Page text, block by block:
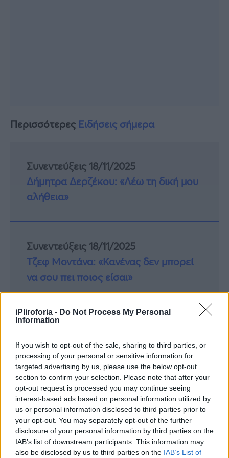
iPliroforia - Do Not Process My Personal
Information
If you wish to opt-out of the sale, sharing to third parties, or
processing of your personal or sensitive information for
targeted advertising by us, please use the below opt-out
section to confirm your selection. Please note that after your
opt-out request is processed you may continue seeing
interest-based ads based on personal information utilized by
us or personal information disclosed to third parties prior to
your opt-out. You may separately opt-out of the further
disclosure of your personal information by third parties on the
IAB’s list of downstream participants. This information may
also be disclosed by us to third parties on the IAB’s List of
Περισσότερες Ειδήσεις σήμερα
Συνεντεύξεις 18/11/2025
Δήμητρα Δερζέκου: «Λέω τη δική μου
αλήθεια»
Συνεντεύξεις 18/11/2025
Τζεφ Μοντάνα: «Κανένας δεν μπορεί
να σου πει ποιος είσαι»
Καιρός – Καύσωνας: Η λεπτομέρεια που
διαφορά
Μόνο υπερηφάνεια: Στην κορυφή του
κόσμου οι αδερφές Αλεξανδρή!
Το ανακοίνωσε ο ΕΦΚΑ: Πóτε θα μπουν οι
Συντάξεις Αυγούστου στους Συνταξιούχους,
τι έχει αλλάξει